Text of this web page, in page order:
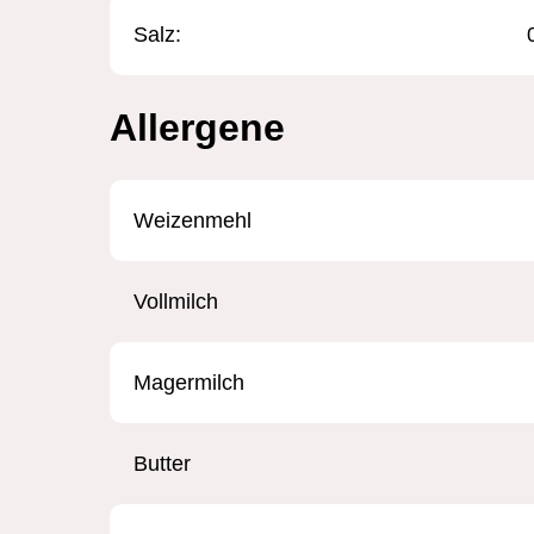
Salz:
Allergene
Weizenmehl
Vollmilch
Magermilch
Butter